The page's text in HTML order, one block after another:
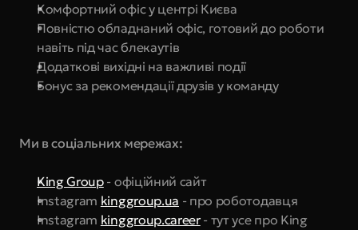
Комфортний офіс у центрі Києва
Повністю обладнаний офіс, готовий до роботи
навіть під час блекаутів
Додаткові вихідні на важливі події
Бонус за рекомендації друзів у команду
Ми в соціальних мережах:
King Group - офіційний сайт
Instagram kinggroup.ua - про роботодавця
Instagram kinggroup.career - тут усе про King